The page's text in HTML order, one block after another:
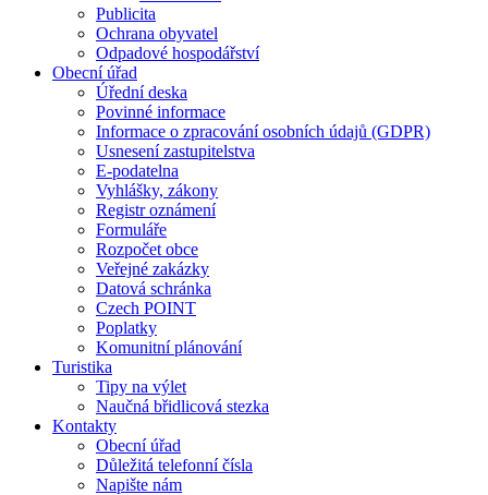
Publicita
Ochrana obyvatel
Odpadové hospodářství
Obecní úřad
Úřední deska
Povinné informace
Informace o zpracování osobních údajů (GDPR)
Usnesení zastupitelstva
E-podatelna
Vyhlášky, zákony
Registr oznámení
Formuláře
Rozpočet obce
Veřejné zakázky
Datová schránka
Czech POINT
Poplatky
Komunitní plánování
Turistika
Tipy na výlet
Naučná břidlicová stezka
Kontakty
Obecní úřad
Důležitá telefonní čísla
Napište nám